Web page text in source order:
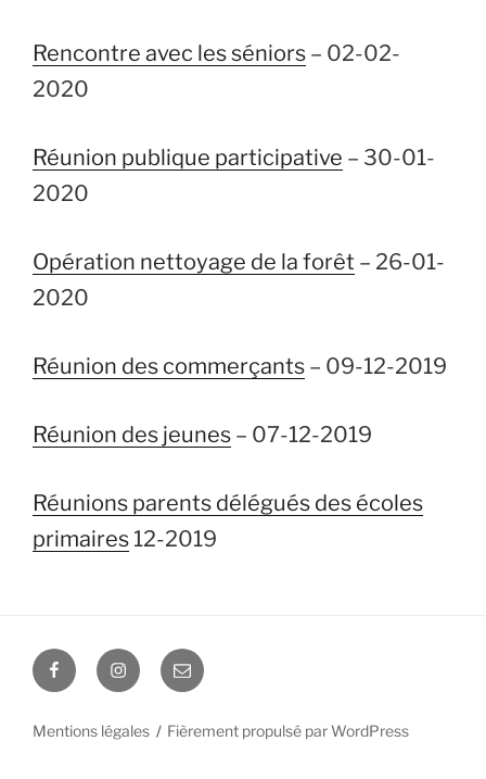
Rencontre avec les séniors – 02-02-
2020
Réunion publique participative – 30-01-
2020
Opération nettoyage de la forêt – 26-01-
2020
Réunion des commerçants – 09-12-2019
Réunion des jeunes – 07-12-2019
Réunions parents délégués des écoles
primaires 12-2019
FacebookInstagram
E-
mail
Mentions légales Fièrement propulsé par WordPress